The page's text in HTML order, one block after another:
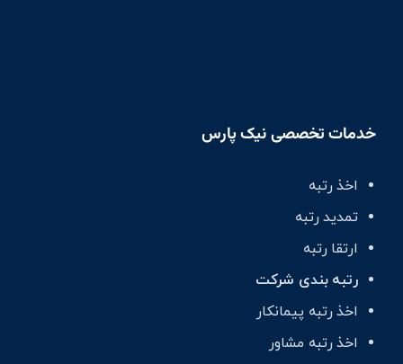
خدمات تخصصی نیک پارس
اخذ رتبه
تمدید رتبه
ارتقا رتبه
رتبه بندی شرکت
اخذ رتبه پیمانکار
اخذ رتبه مشاور